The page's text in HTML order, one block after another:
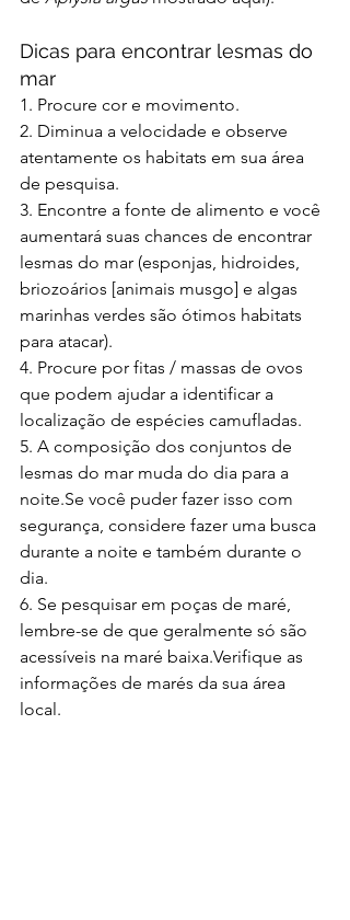
Dicas para encontrar lesmas do
mar
1. Procure cor e movimento.
2. Diminua a velocidade e observe
atentamente os habitats em sua área
de pesquisa.
3. Encontre a fonte de alimento e você
aumentará suas chances de encontrar
lesmas do mar (esponjas, hidroides,
briozoários [animais musgo] e algas
marinhas verdes são ótimos habitats
para atacar).
4. Procure por fitas / massas de ovos
que podem ajudar a identificar a
localização de espécies camufladas.
5. A composição dos conjuntos de
lesmas do mar muda do dia para a
noite.Se você puder fazer isso com
segurança, considere fazer uma busca
durante a noite e também durante o
dia.
6. Se pesquisar em poças de maré,
lembre-se de que geralmente só são
acessíveis na maré baixa.Verifique as
informações de marés da sua área
local.